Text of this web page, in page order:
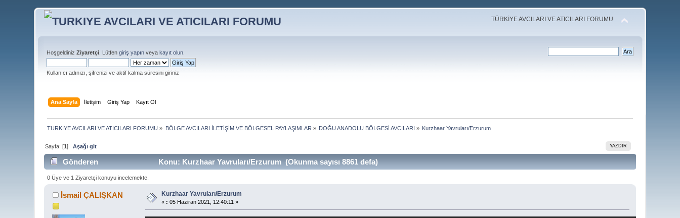
TÜRKİYE AVCILARI VE ATICILARI FORUMU
HoşgeldinizZiyaretçi . Lütfengiriş yapın veyakayıt olun
Kullanıcı adınızı, şifrenizi ve aktif kalma süresini giriniz
Ana Sayfa İletişim Giriş Yap Kayıt Ol
TURKIYE AVCILARI VE ATICILARI FORUMU » BÖLGE AVCILARI İLETİŞİM VE BÖLGESEL PAYLAŞIMLAR » DOĞU ANADOLU BÖLGESİ AVCILARI » Kurzhaar Yavruları/Erzurum
YAZDIR
Sayfa: [1]Aşağı git
Gönderen Konu: Kurzhaar Yavruları/Erzurum (Okunma sayısı 8861 defa)
0 Üye ve 1 Ziyaretçi konuyu incelemekte.
İsmail ÇALIŞKAN Kurzhaar Yavruları/Erzurum
« : 05 Haziran 2021, 12:40:11 »